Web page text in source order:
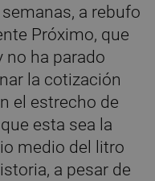
a rebufo
Próximo, que
no ha parado
la cotización
el estrecho de
esta sea la
medio del litro
a pesar de